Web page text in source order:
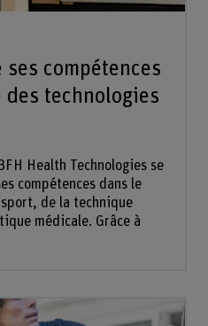
ses compétences
des technologies
Health Technologies se
compétences dans le
de la technique
médicale. Grâce à